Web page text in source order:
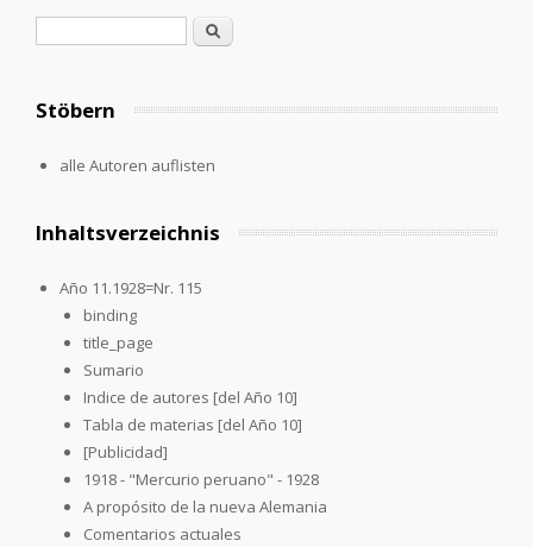
Suche
Stöbern
alle Autoren auflisten
Inhaltsverzeichnis
Año 11.1928=Nr. 115
binding
title_page
Sumario
Indice de autores [del Año 10]
Tabla de materias [del Año 10]
[Publicidad]
1918 - "Mercurio peruano" - 1928
A propósito de la nueva Alemania
Comentarios actuales